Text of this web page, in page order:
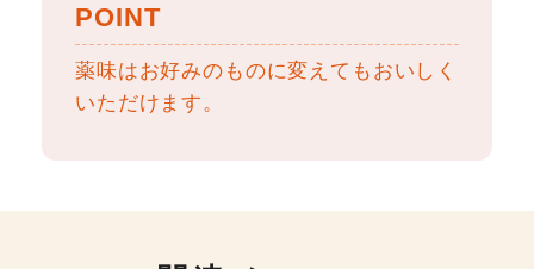
POINT
薬味はお好みのものに変えてもおいしく
いただけます。